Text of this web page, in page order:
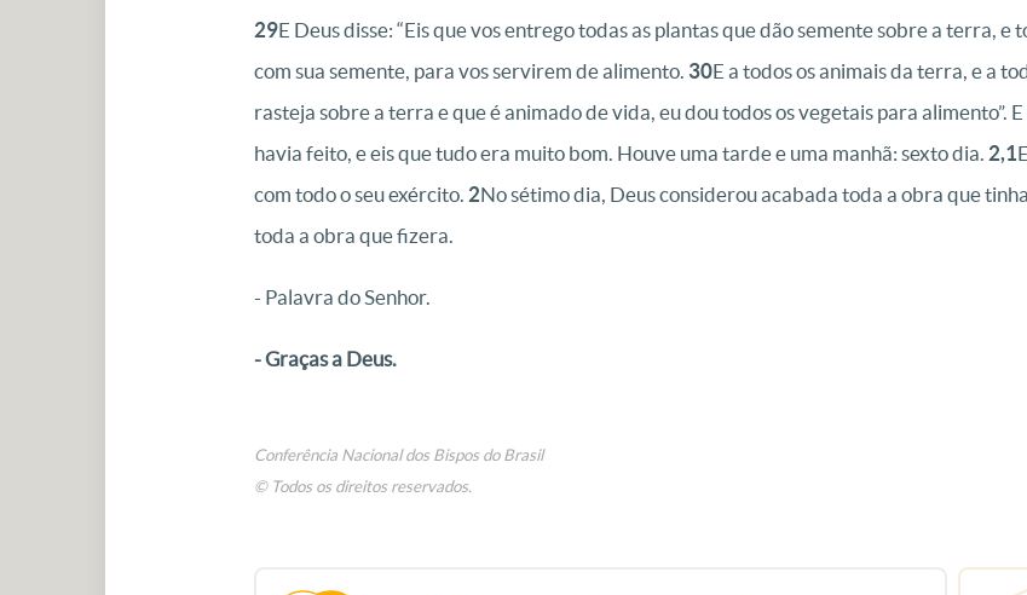
29E Deus disse: “Eis que vos entrego todas as plantas que dão semente sobre a terra,
com sua semente, para vos servirem de alimento. 30E a todos os animais da terra, e a
rasteja sobre a terra e que é animado de vida, eu dou todos os vegetais para alimento”. E
havia feito, e eis que tudo era muito bom. Houve uma tarde e uma manhã: sexto dia. 2,1
com todo o seu exército. 2No sétimo dia, Deus considerou acabada toda a obra que
toda a obra que fizera.
- Palavra do Senhor.
- Graças a Deus.
Conferência Nacional dos Bispos do Brasil
© Todos os direitos reservados.